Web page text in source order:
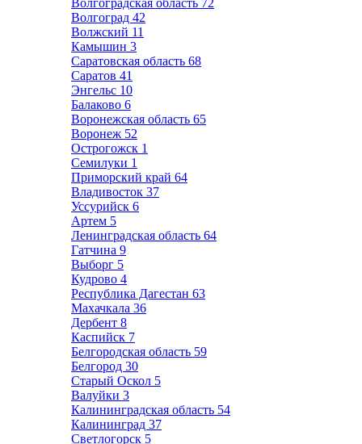
Волгоградская область 72
Волгоград 42
Волжский 11
Камышин 3
Саратовская область 68
Саратов 41
Энгельс 10
Балаково 6
Воронежская область 65
Воронеж 52
Острогожск 1
Семилуки 1
Приморский край 64
Владивосток 37
Уссурийск 6
Артем 5
Ленинградская область 64
Гатчина 9
Выборг 5
Кудрово 4
Республика Дагестан 63
Махачкала 36
Дербент 8
Каспийск 7
Белгородская область 59
Белгород 30
Старый Оскол 5
Валуйки 3
Калининградская область 54
Калининград 37
Светлогорск 5